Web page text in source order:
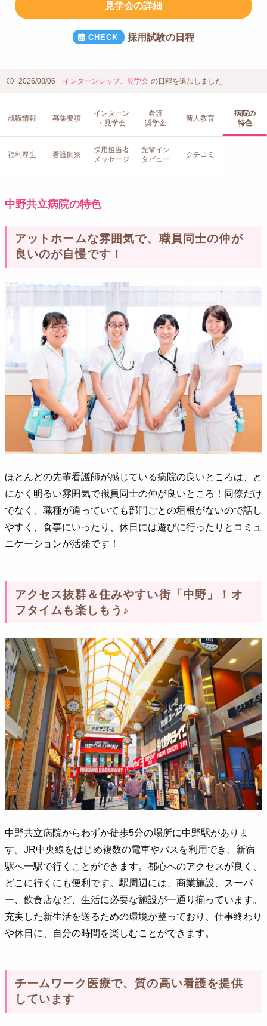
見学会の詳細
採用試験の日程
2026/08/06 インターンシップ、 見学会 の日程を追加しました
就職情報 募集要項
インターン
・見学会
看護
奨学金
新人教育
病院の
特色
福利厚生 看護師寮
採用担当者
メッセージ
先輩イン
タビュー
クチコミ
中野共立病院の特色
アットホームな雰囲気で、職員同士の仲が
良いのが自慢です！
ほとんどの先輩看護師が感じている病院の良いところは、と
にかく明るい雰囲気で職員同士の仲が良いところ！同僚だけ
でなく、職種が違っていても部門ごとの垣根がないので話し
やすく、食事にいったり、休日には遊びに行ったりとコミュ
ニケーションが活発です！
アクセス抜群＆住みやすい街「中野」！オ
フタイムも楽しもう♪
中野共立病院からわずか徒歩5分の場所に中野駅がありま
す。JR中央線をはじめ複数の電車やバスを利用でき、新宿
駅へ一駅で行くことができます。都心へのアクセスが良く、
どこに行くにも便利です。駅周辺には、商業施設、スーパ
ー、飲食店など、生活に必要な施設が一通り揃っています。
充実した新生活を送るための環境が整っており、仕事終わり
や休日に、自分の時間を楽しむことができます。
チームワーク医療で、質の高い看護を提供
しています